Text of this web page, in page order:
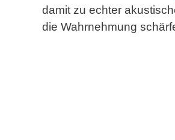
damit zu echter
die Wahrnehmung